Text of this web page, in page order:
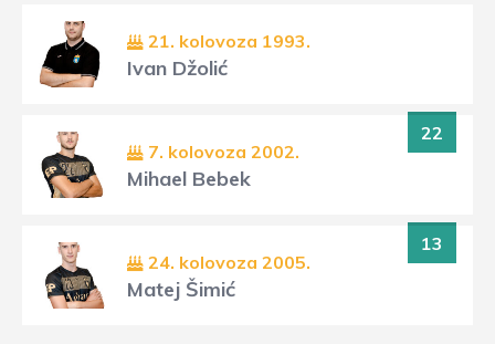
21. kolovoza 1993.
Ivan Džolić
22
7. kolovoza 2002.
Mihael Bebek
13
24. kolovoza 2005.
Matej Šimić